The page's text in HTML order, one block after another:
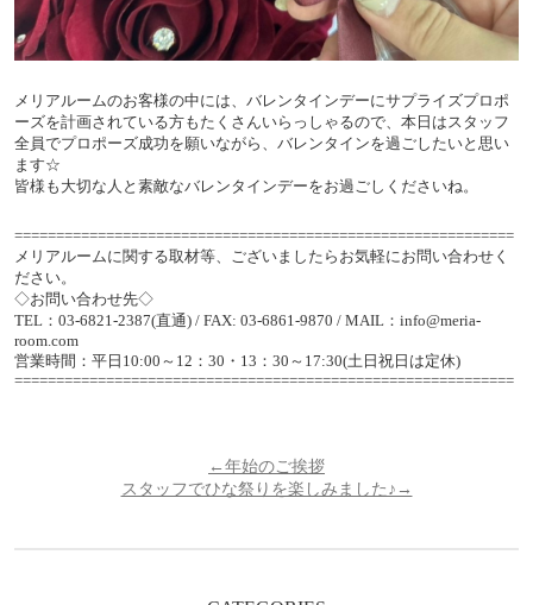
メリアルームのお客様の中には、バレンタインデーにサプライズプロポ
ーズを計画されている方もたくさんいらっしゃるので、本日はスタッフ
全員でプロポーズ成功を願いながら、バレンタインを過ごしたいと思い
ます☆
皆様も大切な人と素敵なバレンタインデーをお過ごしくださいね。
============================================================
メリアルームに関する取材等、ございましたらお気軽にお問い合わせく
ださい。
◇お問い合わせ先◇
TEL：03-6821-2387(直通) / FAX: 03-6861-9870 / MAIL：info@meria-
room.com
営業時間：平日10:00～12：30・13：30～17:30(土日祝日は定休)
============================================================
←年始のご挨拶
スタッフでひな祭りを楽しみました♪→